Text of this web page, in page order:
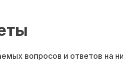
вопросов и ответов на